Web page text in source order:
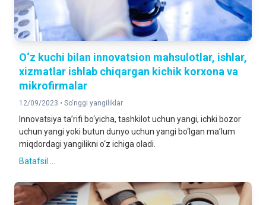
O‘z kuchi bilan innovatsion mahsulotlar, ishlar,
xizmatlar ishlab chiqargan kichik korxona va
mikrofirmalar
12/09/2023 • So'nggi yangiliklar
Innovatsiya ta’rifi bo‘yicha, tashkilot uchun yangi, ichki bozor
uchun yangi yoki butun dunyo uchun yangi bo‘lgan ma’lum
miqdordagi yangilikni o‘z ichiga oladi.
Batafsil ...